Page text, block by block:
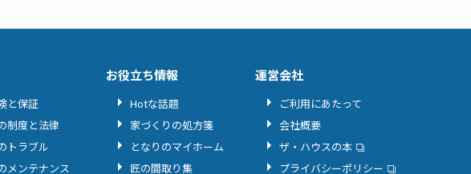
と保証
制度と法律
トラブル
メンテナンス
お役立ち情報
Hotな話題
家づくりの処方箋
となりのマイホーム
匠の間取り集
運営会社
ご利用にあたって
会社概要
ザ・ハウスの本
プライバシーポリシー